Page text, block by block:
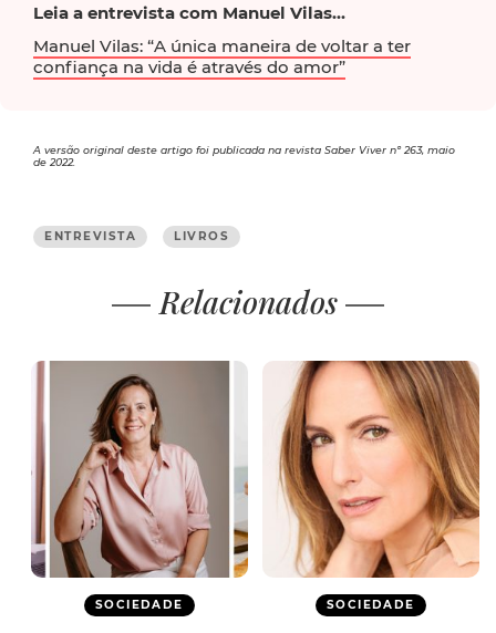
Leia a entrevista com Manuel Vilas...
Manuel Vilas: “A única maneira de voltar a ter
confiança na vida é através do amor”
A versão original deste artigo foi publicada na revista Saber Viver nº 263, maio
de 2022.
ENTREVISTA LIVROS
Relacionados
SOCIEDADE SOCIEDADE